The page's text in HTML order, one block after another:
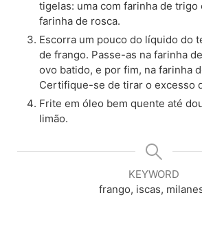
tigelas: uma com farinha de trigo
farinha de rosca.
Escorra um pouco do líquido do
de frango. Passe-as na farinha
ovo batido, e por fim, na farinha
Certifique-se de tirar o excesso
Frite em óleo bem quente até
limão.
KEYWORD
frango, iscas,